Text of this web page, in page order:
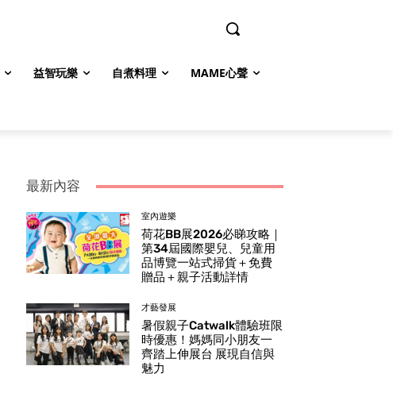
益智玩樂 自煮料理 MAME心聲
最新內容
室內遊樂
荷花BB展2026必睇攻略｜
第34屆國際嬰兒、兒童用
品博覽一站式掃貨＋免費
贈品＋親子活動詳情
才藝發展
暑假親子Catwalk體驗班限
時優惠！媽媽同小朋友一
齊踏上伸展台 展現自信與
魅力